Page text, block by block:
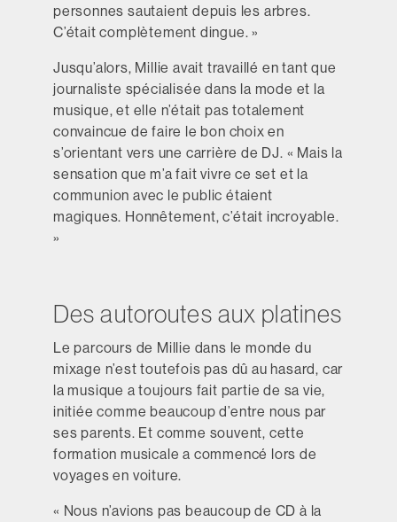
personnes sautaient depuis les arbres.
C’était complètement dingue. »
Jusqu’alors, Millie avait travaillé en tant que
journaliste spécialisée dans la mode et la
musique, et elle n’était pas totalement
convaincue de faire le bon choix en
s’orientant vers une carrière de DJ. « Mais la
sensation que m’a fait vivre ce set et la
communion avec le public étaient
magiques. Honnêtement, c’était incroyable.
»
Des autoroutes aux platines
Le parcours de Millie dans le monde du
mixage n’est toutefois pas dû au hasard, car
la musique a toujours fait partie de sa vie,
initiée comme beaucoup d’entre nous par
ses parents. Et comme souvent, cette
formation musicale a commencé lors de
voyages en voiture.
« Nous n’avions pas beaucoup de CD à la